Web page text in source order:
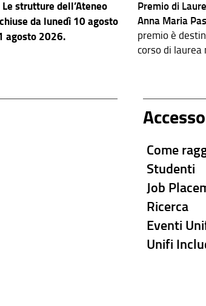
Le strutture dell’Ateneo
da lunedì 10 agosto
agosto 2026.
Premio di
Anna Maria
premio è
corso di
Come
Studenti
Job
Ricerca
Eventi
Unifi